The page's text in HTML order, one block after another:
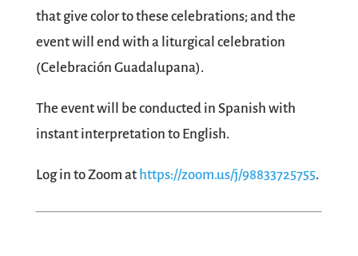
that give color to these celebrations; and the
event will end with a liturgical celebration
(Celebración Guadalupana).
The event will be conducted in Spanish with
instant interpretation to English.
Log in to Zoom at https://zoom.us/j/98833725755.